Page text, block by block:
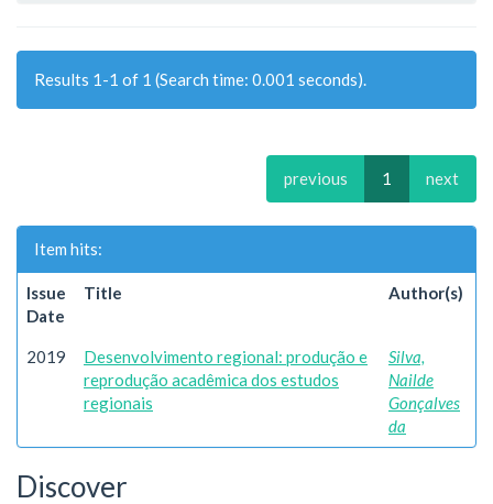
Results 1-1 of 1 (Search time: 0.001 seconds).
previous 1 next
Item hits:
Issue
Date
Title Author(s)
2019
Desenvolvimento regional: produção e
reprodução acadêmica dos estudos
regionais
Silva,
Nailde
Gonçalves
da
Discover